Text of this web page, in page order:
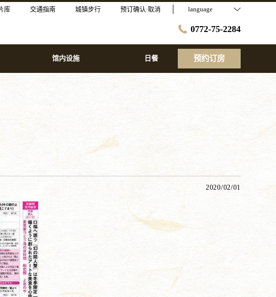
库 交通指南 城镇步行 预订确认·取消 language
0772-75-2284
馆内设施 日餐 预约订房
2020/02/01